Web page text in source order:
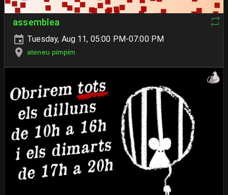
assemblea
Tuesday, Aug 11, 05:00 PM-07:00 PM
ateneu pimpim